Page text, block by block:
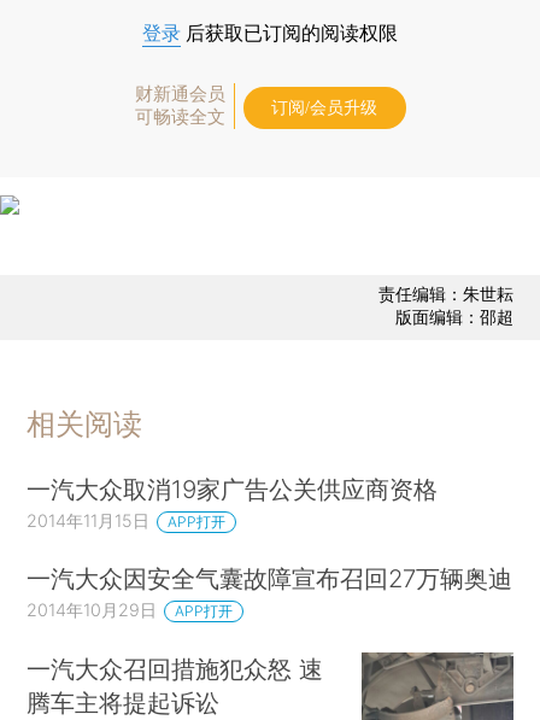
登录 后获取已订阅的阅读权限
财新通会员
可畅读全文
订阅/会员升级
责任编辑：朱世耘
版面编辑：邵超
相关阅读
一汽大众取消19家广告公关供应商资格
2014年11月15日 APP打开
一汽大众因安全气囊故障宣布召回27万辆奥迪
2014年10月29日 APP打开
一汽大众召回措施犯众怒 速
腾车主将提起诉讼